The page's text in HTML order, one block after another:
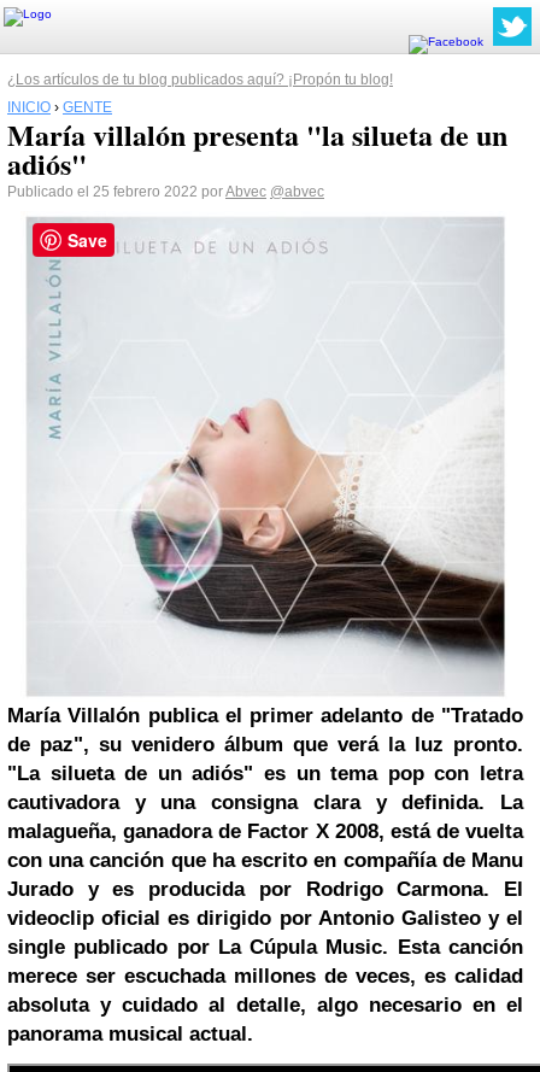
¿Los artículos de tu blog publicados aquí? ¡Propón tu blog!
INICIO › GENTE
María villalón presenta "la silueta de un
adiós"
Publicado el 25 febrero 2022 porAbvec @abvec
María Villalón publica el primer adelanto de "Tratado
de paz", su venidero álbum que verá la luz pronto.
"La silueta de un adiós" es un tema pop con letra
cautivadora y una consigna clara y definida. La
malagueña, ganadora de Factor X 2008, está de vuelta
con una canción que ha escrito en compañía de Manu
Jurado y es producida por Rodrigo Carmona. El
videoclip oficial es dirigido por Antonio Galisteo y el
single publicado por La Cúpula Music. Esta canción
merece ser escuchada millones de veces, es calidad
absoluta y cuidado al detalle, algo necesario en el
panorama musical actual.
Save